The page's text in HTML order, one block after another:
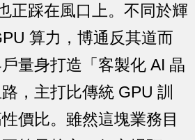
正踩在風口上。不同於輝
算力，博通反其道而
量身打造「客製化 AI 晶
，主打比傳統 GPU 訓
價比。雖然這塊業務目